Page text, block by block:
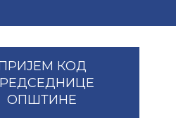
КОД
ОПШТИНЕ